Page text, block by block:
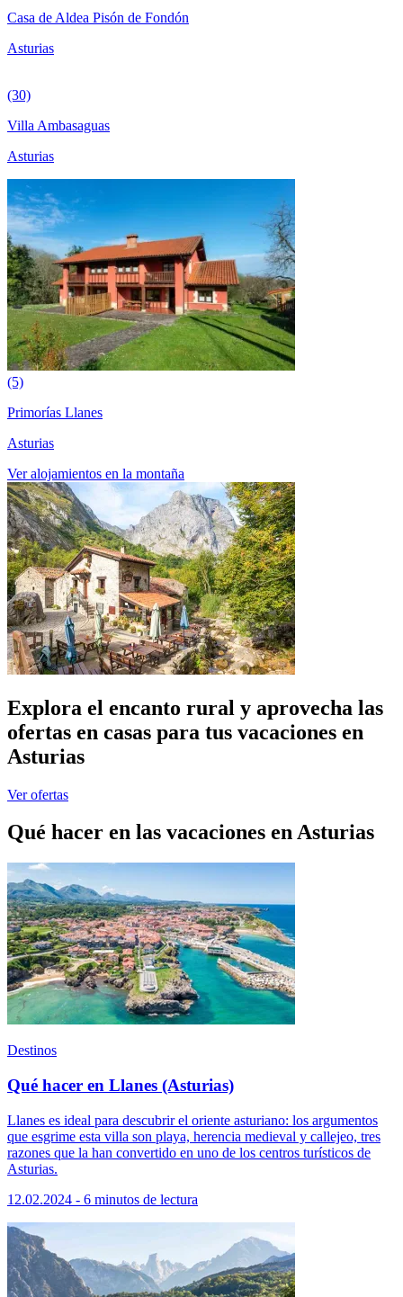
Casa de Aldea Pisón de Fondón
Asturias
(30)
Villa Ambasaguas
Asturias
(5)
Primorías Llanes
Asturias
Ver alojamientos en la montaña
Explora el encanto rural y aprovecha las
ofertas en casas para tus vacaciones en
Asturias
Ver ofertas
Qué hacer en las vacaciones en Asturias
Destinos
Qué hacer en Llanes (Asturias)
Llanes es ideal para descubrir el oriente asturiano: los argumentos
que esgrime esta villa son playa, herencia medieval y callejeo, tres
razones que la han convertido en uno de los centros turísticos de
Asturias.
12.02.2024 - 6 minutos de lectura